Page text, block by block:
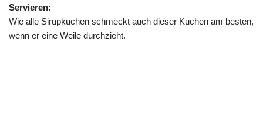
Servieren:
Wie alle Sirupkuchen schmeckt auch dieser Kuchen am besten,
wenn er eine Weile durchzieht.